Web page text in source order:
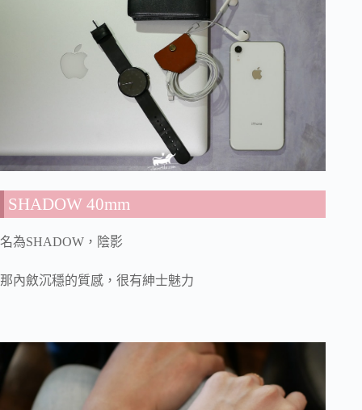
SHADOW 40mm
名為SHADOW，陰影
那內斂沉穩的質感，很有紳士魅力